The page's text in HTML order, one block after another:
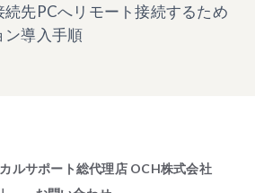
先PCへリモート接続するため
ン導入手順
ルサポート総代理店 OCH株式会社